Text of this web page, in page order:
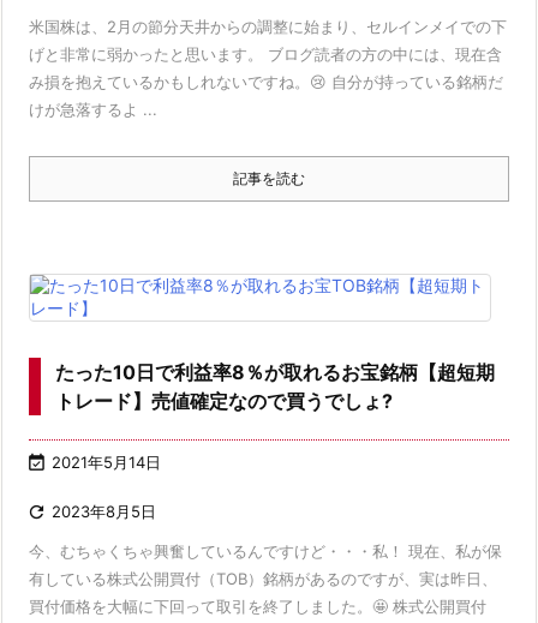
米国株は、2月の節分天井からの調整に始まり、セルインメイでの下
げと非常に弱かったと思います。 ブログ読者の方の中には、現在含
み損を抱えているかもしれないですね。😢 自分が持っている銘柄だ
けが急落するよ ...
記事を読む
たった10日で利益率8％が取れるお宝銘柄【超短期
トレード】売値確定なので買うでしょ?
 2021年5月14日
 2023年8月5日
今、むちゃくちゃ興奮しているんですけど・・・私！ 現在、私が保
有している株式公開買付（TOB）銘柄があるのですが、実は昨日、
買付価格を大幅に下回って取引を終了しました。🤩 株式公開買付